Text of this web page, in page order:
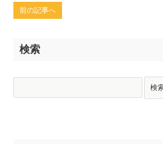
前の記事へ
検索